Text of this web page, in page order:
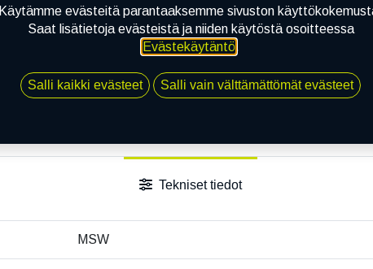
Tekniset tiedot
MSW
Käytämme evästeitä parantaaksemme sivuston
Saat lisätietoja evästeistä ja niiden käytöstä osoitteessa
Evästekäytäntö.
Salli kaikki evästeet Salli vain välttämättömät evästeet